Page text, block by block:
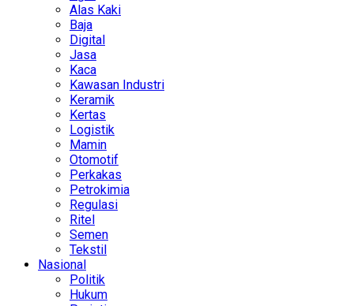
Alas Kaki
Baja
Digital
Jasa
Kaca
Kawasan Industri
Keramik
Kertas
Logistik
Mamin
Otomotif
Perkakas
Petrokimia
Regulasi
Ritel
Semen
Tekstil
Nasional
Politik
Hukum